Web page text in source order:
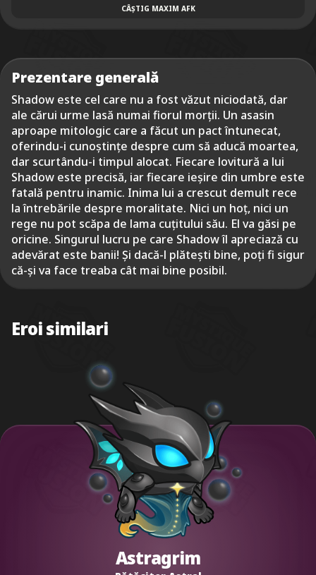
CÂȘTIG MAXIM AFK
Prezentare generală
Shadow este cel care nu a fost văzut niciodată, dar
ale cărui urme lasă numai fiorul morții. Un asasin
aproape mitologic care a făcut un pact întunecat,
oferindu-i cunoștințe despre cum să aducă moartea,
dar scurtându-i timpul alocat. Fiecare lovitură a lui
Shadow este precisă, iar fiecare ieșire din umbre este
fatală pentru inamic. Inima lui a crescut demult rece
la întrebările despre moralitate. Nici un hoț, nici un
rege nu pot scăpa de lama cuțitului său. El va găsi pe
oricine. Singurul lucru pe care Shadow îl apreciază cu
adevărat este banii! Și dacă-l plătești bine, poți fi sigur
că-și va face treaba cât mai bine posibil.
Eroi similari
Astragrim